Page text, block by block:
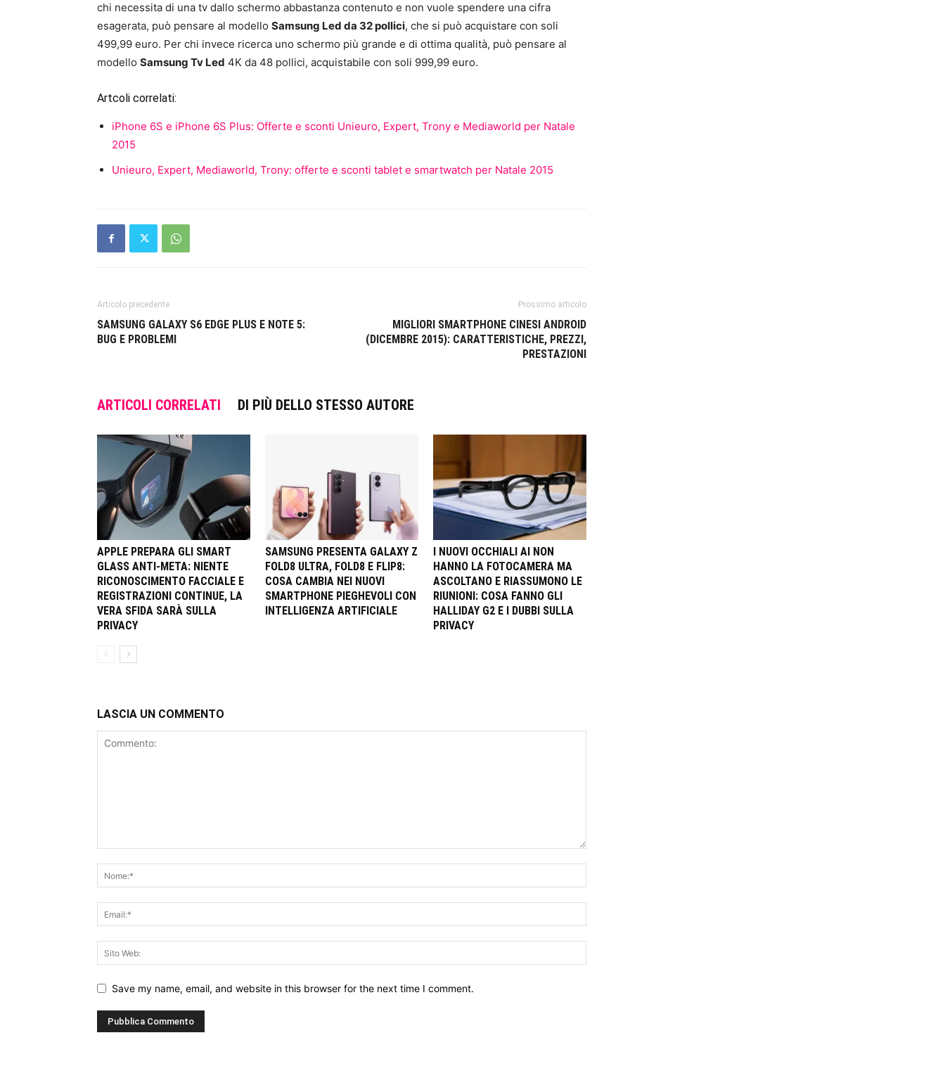
chi necessita di una tv dallo schermo abbastanza contenuto e non vuole spendere una cifra
esagerata, può pensare al modello Samsung Led da 32 pollici, che si può acquistare con soli
499,99 euro. Per chi invece ricerca uno schermo più grande e di ottima qualità, può pensare al
modello Samsung Tv Led 4K da 48 pollici, acquistabile con soli 999,99 euro.
Artcoli correlati:
iPhone 6S e iPhone 6S Plus: Offerte e sconti Unieuro, Expert, Trony e Mediaworld per Natale
2015
Unieuro, Expert, Mediaworld, Trony: offerte e sconti tablet e smartwatch per Natale 2015
Articolo precedente
SAMSUNG GALAXY S6 EDGE PLUS E NOTE 5:
BUG E PROBLEMI
Prossimo articolo
MIGLIORI SMARTPHONE CINESI ANDROID
(DICEMBRE 2015): CARATTERISTICHE, PREZZI,
PRESTAZIONI
ARTICOLI CORRELATI DI PIÙ DELLO STESSO AUTORE
APPLE PREPARA GLI SMART
GLASS ANTI-META: NIENTE
RICONOSCIMENTO FACCIALE E
REGISTRAZIONI CONTINUE, LA
VERA SFIDA SARÀ SULLA
PRIVACY
SAMSUNG PRESENTA GALAXY Z
FOLD8 ULTRA, FOLD8 E FLIP8:
COSA CAMBIA NEI NUOVI
SMARTPHONE PIEGHEVOLI CON
INTELLIGENZA ARTIFICIALE
I NUOVI OCCHIALI AI NON
HANNO LA FOTOCAMERA MA
ASCOLTANO E RIASSUMONO LE
RIUNIONI: COSA FANNO GLI
HALLIDAY G2 E I DUBBI SULLA
PRIVACY
LASCIA UN COMMENTO
Save my name, email, and website in this browser for the next time I comment.